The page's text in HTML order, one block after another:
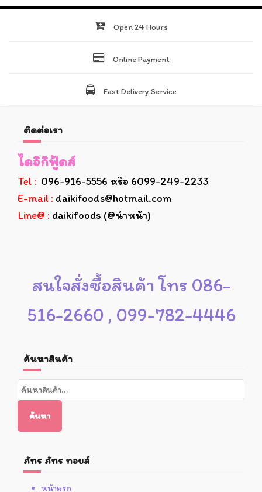
Open 24 Hours
Online Payment
Fast Delivery Service
ติดต่อเรา
ไดอิกิฟู้ดส์
Tel : 096-916-5556 หรือ 6099-249-2233
E-mail : daikifoods@hotmail.com
Line@ : daikifoods (@นำหน้า)
สนใจสั่งซื้อสินค้า โทร 086-
516-2660 , 099-782-4446
ค้นหาสินค้า
ค้นหา:
ค้นหา
ภัทร ภัทร ทอยส์
หน้าแรก